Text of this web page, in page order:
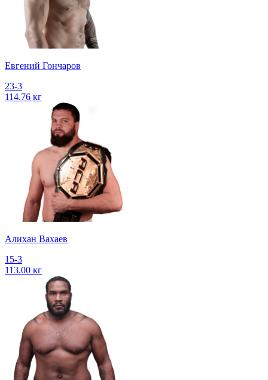
Евгений Гончаров
23-3
114.76 кг
Алихан Вахаев
15-3
113.00 кг